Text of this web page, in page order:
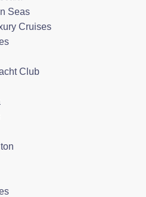
Seas
Cruises
Club